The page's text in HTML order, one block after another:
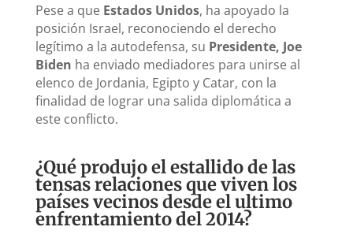
Pese a que Estados Unidos, ha apoyado la
posición Israel, reconociendo el derecho
legítimo a la autodefensa, su Presidente, Joe
Biden ha enviado mediadores para unirse al
elenco de Jordania, Egipto y Catar, con la
finalidad de lograr una salida diplomática a
este conflicto.
¿Qué produjo el estallido de las
tensas relaciones que viven los
países vecinos desde el ultimo
enfrentamiento del 2014?